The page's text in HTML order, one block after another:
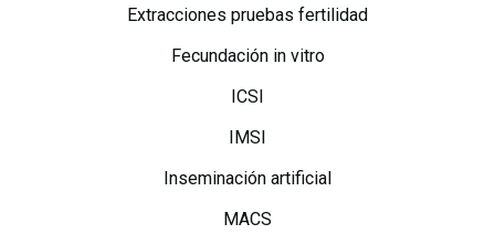
Extracciones pruebas fertilidad
Fecundación in vitro
ICSI
IMSI
Inseminación artificial
MACS